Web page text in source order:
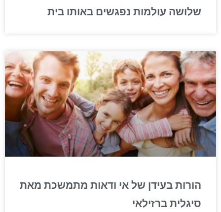
שלושה עולמות נפגשים באותו בית
הורות בעידן של אי ודאות מתמשכת מאת
סיגלית ברזילאי